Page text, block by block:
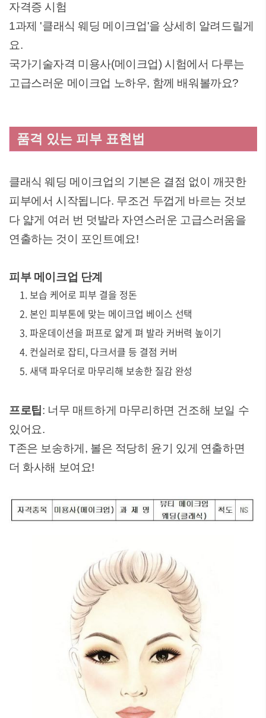
자격증 시험
1과제 '클래식 웨딩 메이크업'을 상세히 알려드릴게
요.
국가기술자격 미용사(메이크업) 시험에서 다루는
고급스러운 메이크업 노하우, 함께 배워볼까요?
품격 있는 피부 표현법
클래식 웨딩 메이크업의 기본은 결점 없이 깨끗한
피부에서 시작됩니다. 무조건 두껍게 바르는 것보
다 얇게 여러 번 덧발라 자연스러운 고급스러움을
연출하는 것이 포인트예요!
피부 메이크업 단계
보습 케어로 피부 결을 정돈
본인 피부톤에 맞는 메이크업 베이스 선택
파운데이션을 퍼프로 얇게 펴 발라 커버력 높이기
컨실러로 잡티, 다크서클 등 결점 커버
새댁 파우더로 마무리해 보송한 질감 완성
프로팁 : 너무 매트하게 마무리하면 건조해 보일 수
있어요.
T존은 보송하게, 볼은 적당히 윤기 있게 연출하면
더 화사해 보여요!